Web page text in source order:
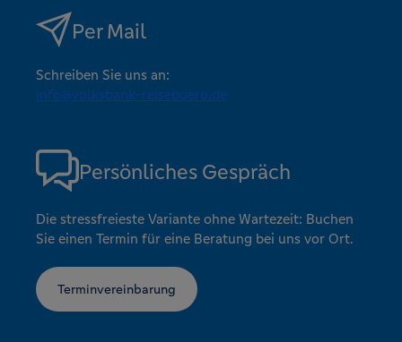
Per Mail
Schreiben Sie uns an:
info@volksbank-reisebuero.de
Persönliches Gespräch
Die stressfreieste Variante ohne Wartezeit: Buchen
Sie einen Termin für eine Beratung bei uns vor Ort.
Terminvereinbarung